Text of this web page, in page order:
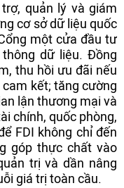
quản lý và giám
cơ sở dữ liệu quốc
một cửa đầu tư
dữ liệu. Đồng
thu hồi ưu đãi nếu
kết; tăng cường
lận thương mại và
chính, quốc phòng,
FDI không chỉ đến
góp thực chất vào
trị và dần nâng
giá trị toàn cầu.